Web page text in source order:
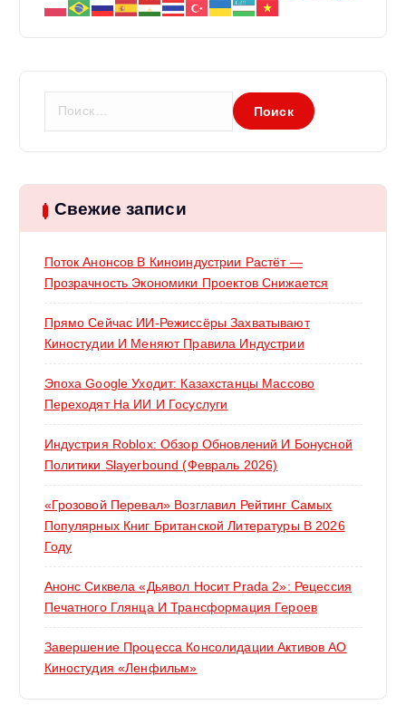
и
: Свежие записи
Поток Анонсов В Киноиндустрии Растёт —
Прозрачность Экономики Проектов Снижается
Прямо Сейчас ИИ-Режиссёры Захватывают
Киностудии И Меняют Правила Индустрии
Эпоха Google Уходит: Казахстанцы Массово
Переходят На ИИ И Госуслуги
Индустрия Roblox: Обзор Обновлений И Бонусной
Политики Slayerbound (февраль 2026)
«Грозовой Перевал» Возглавил Рейтинг Самых
Популярных Книг Британской Литературы В 2026
Году
Анонс Сиквела «Дьявол Носит Prada 2»: Рецессия
Печатного Глянца И Трансформация Героев
Завершение Процесса Консолидации Активов АО
Киностудия «Ленфильм»